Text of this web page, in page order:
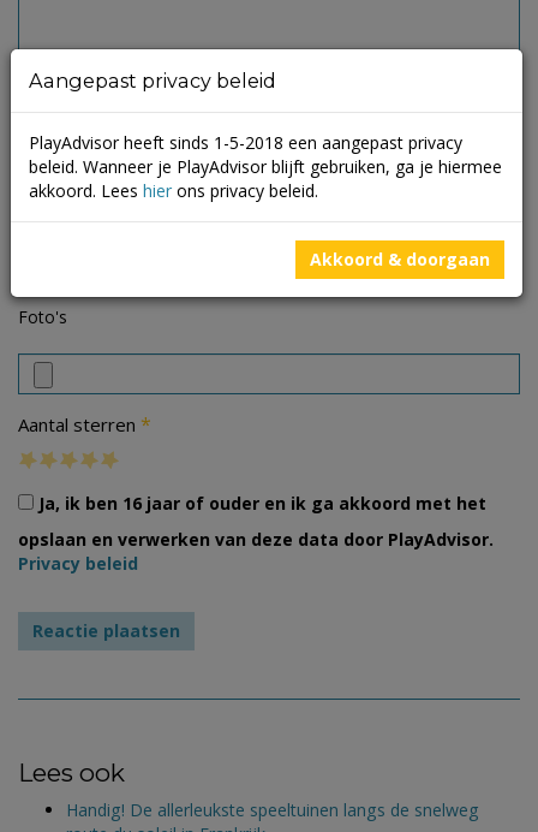
Foto's
Aantal sterren *
Ja, ik ben 16 jaar of ouder en ik ga akkoord met het
opslaan en verwerken van deze data door PlayAdvisor.
Privacy beleid
Lees ook
Handig! De allerleukste speeltuinen langs de snelweg
Aangepast privacy beleid
PlayAdvisor heeft sinds 1-5-2018 een aangepast privacy
beleid. Wanneer je PlayAdvisor blijft gebruiken, ga je hiermee
akkoord. Lees hier ons privacy beleid.
Akkoord & doorgaan